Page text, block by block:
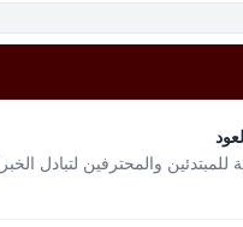
للمبتدئين والمحترفين لتبادل